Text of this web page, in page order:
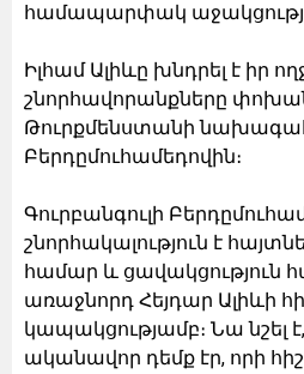
համապարփակ
Իլհամ Ալիևը խնդրել է իր
շնորհավորանքները
Թուրքմենստանի
Բերդըմուհամեդովին։
Գուրբանգուլի
շնորհակալություն է
համար և ցավակցություն
առաջնորդ Հեյդար Ալիևի
կապակցությամբ։ Նա նշել
ականավոր դեմք էր, որի